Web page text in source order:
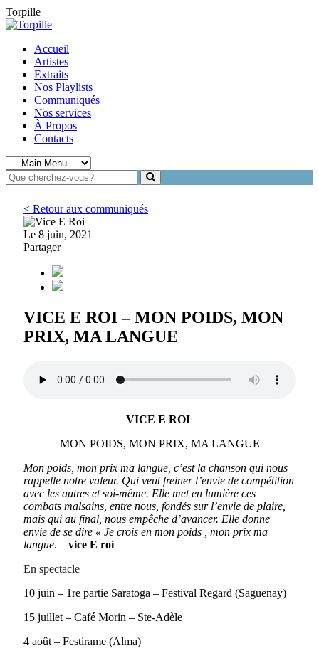
Torpille
Accueil
Artistes
Extraits
Nos Playlists
Communiqués
Nos services
À Propos
Contacts
< Retour aux communiqués
Le 8 juin, 2021
Partager
VICE E ROI – MON POIDS, MON
PRIX, MA LANGUE
VICE E ROI
MON POIDS, MON PRIX, MA LANGUE
Mon poids, mon prix ma langue, c’est la chanson qui nous
rappelle notre valeur. Qui veut freiner l’envie de compétition
avec les autres et soi-même. Elle met en lumière ces
combats malsains, entre nous, fondés sur l’envie de plaire,
mais qui au final, nous empêche d’avancer. Elle donne
envie de se dire « Je crois en mon poids , mon prix ma
langue. – vice E roi
En spectacle
10 juin – 1re partie Saratoga – Festival Regard (Saguenay)
15 juillet – Café Morin – Ste-Adèle
4 août – Festirame (Alma)